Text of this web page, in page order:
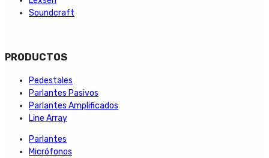
Soundcraft
PRODUCTOS
Pedestales
Parlantes Pasivos
Parlantes Amplificados
Line Array
Parlantes
Micrófonos